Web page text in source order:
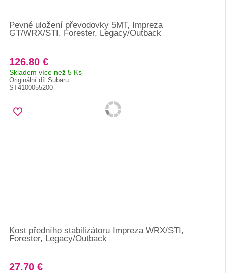
Pevné uložení převodovky 5MT, Impreza
GT/WRX/STI, Forester, Legacy/Outback
126.80 €
Skladem více než 5 Ks
Originální díl Subaru
ST4100055200
Kost předního stabilizátoru Impreza WRX/STI,
Forester, Legacy/Outback
27.70 €